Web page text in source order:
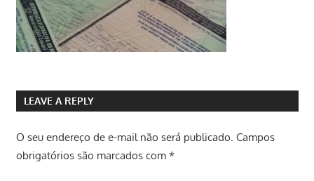
LEAVE A REPLY
O seu endereço de e-mail não será publicado. Campos
obrigatórios são marcados com *